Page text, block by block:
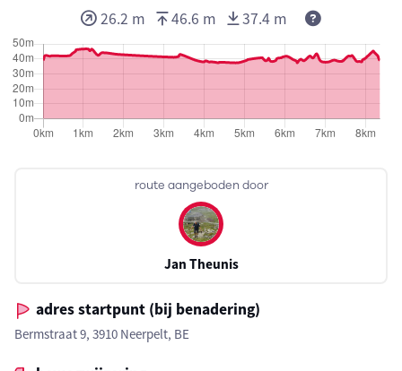
route aangeboden door
Jan Theunis
adres startpunt (bij benadering)
Bermstraat 9, 3910 Neerpelt, BE
26.2 m 46.6 m 37.4 m